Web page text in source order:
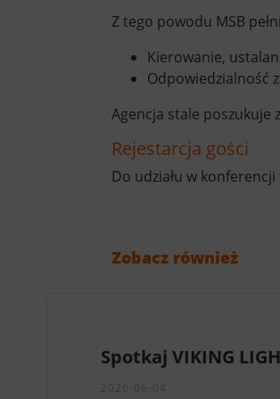
Z tego powodu MSB
Kierowanie,
Odpowiedzialność
Agencja stale
Rejestarcja gości
Do udziału w
Zobacz również
Spotkaj VIKING